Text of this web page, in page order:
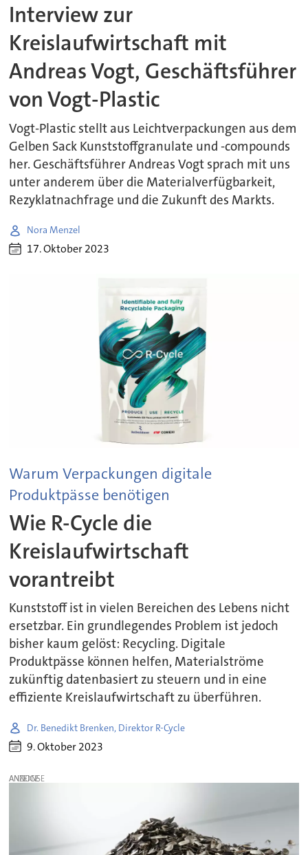
Interview zur
Kreislaufwirtschaft mit
Andreas Vogt, Geschäftsführer
von Vogt-Plastic
Vogt-Plastic stellt aus Leichtverpackungen aus dem
Gelben Sack Kunststoffgranulate und -compounds
her. Geschäftsführer Andreas Vogt sprach mit uns
unter anderem über die Materialverfügbarkeit,
Rezyklatnachfrage und die Zukunft des Markts.
Nora Menzel
17. Oktober 2023
Warum Verpackungen digitale
Produktpässe benötigen
Wie R-Cycle die
Kreislaufwirtschaft
vorantreibt
Kunststoff ist in vielen Bereichen des Lebens nicht
ersetzbar. Ein grundlegendes Problem ist jedoch
bisher kaum gelöst: Recycling. Digitale
Produktpässe können helfen, Materialströme
zukünftig datenbasiert zu steuern und in eine
effiziente Kreislaufwirtschaft zu überführen.
Dr. Benedikt Brenken, Direktor R-Cycle
9. Oktober 2023
ANZEIGE